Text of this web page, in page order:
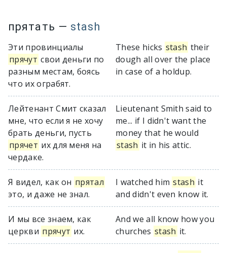
прятать — stash
Эти провинциалы
прячут свои деньги по
разным местам, боясь
что их ограбят.
These hicks stash their
dough all over the place
in case of a holdup.
Лейтенант Смит сказал
мне, что если я не хочу
брать деньги, пусть
прячет их для меня на
чердаке.
Lieutenant Smith said to
me... if I didn't want the
money that he would
stash it in his attic.
Я видел, как он прятал
это, и даже не знал.
I watched him stash it
and didn't even know it.
И мы все знаем, как
церкви прячут их.
And we all know how you
churches stash it.